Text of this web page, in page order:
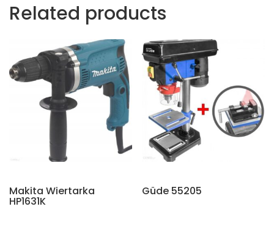
Related products
Makita Wiertarka
HP1631K
Güde 55205